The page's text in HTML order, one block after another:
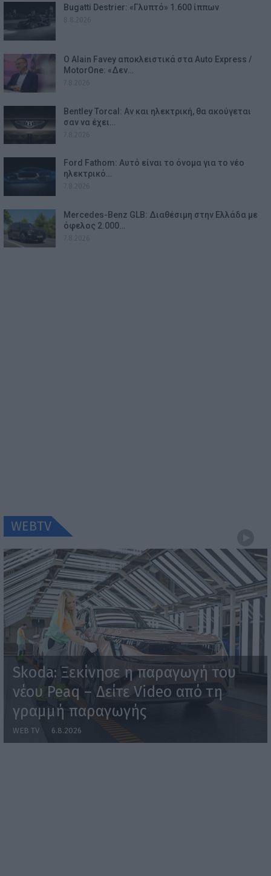
Bugatti Destrier: «Γλυπτό» 1.600 ίππων
Ο Alain Favey αποκλειστικά στα Auto Express /
MotorOne: «Δεν…
Bentley Torcal: Αν και ηλεκτρική, θα ακούγεται
σαν να έχει…
Ford Fathom: Αυτό είναι το όνομα για το νέο
ηλεκτρικό…
Mercedes-Benz GLB: Διαθέσιμη στην Ελλάδα με
όφελος 2.000…
WEBTV
Skoda: Ξεκίνησε η παραγωγή του
νέου Peaq – Δείτε Video από τη
γραμμή παραγωγής
WEB TV 6.8.2026